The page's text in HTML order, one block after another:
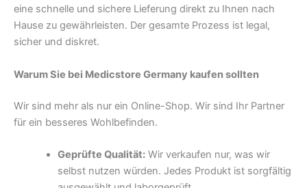
eine schnelle und sichere Lieferung direkt zu Ihnen nach
Hause zu gewährleisten. Der gesamte Prozess ist legal,
sicher und diskret.
Warum Sie bei Medicstore Germany kaufen sollten
Wir sind mehr als nur ein Online-Shop. Wir sind Ihr Partner
für ein besseres Wohlbefinden.
Geprüfte Qualität:Wir verkaufen nur, was wir
selbst nutzen würden. Jedes Produkt ist sorgfältig